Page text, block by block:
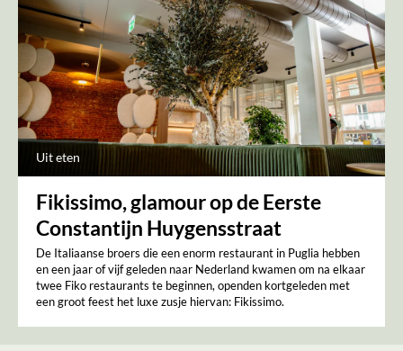
Uit eten
Fikissimo, glamour op de Eerste
Constantijn Huygensstraat
De Italiaanse broers die een enorm restaurant in Puglia hebben
en een jaar of vijf geleden naar Nederland kwamen om na elkaar
twee Fiko restaurants te beginnen, openden kortgeleden met
een groot feest het luxe zusje hiervan: Fikissimo.